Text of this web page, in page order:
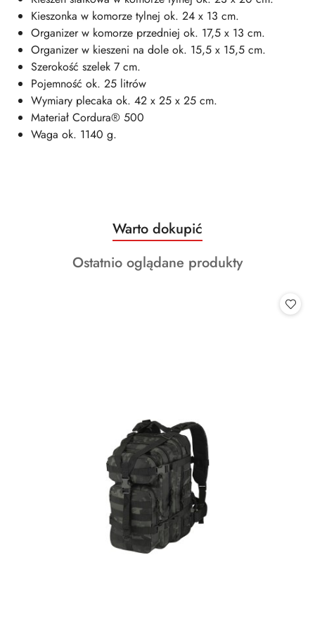
Kieszonka w komorze tylnej ok. 24 x 13 cm.
Organizer w komorze przedniej ok. 17,5 x 13 cm.
Organizer w kieszeni na dole ok. 15,5 x 15,5 cm.
Szerokość szelek 7 cm.
Pojemność ok. 25 litrów
Wymiary plecaka ok. 42 x 25 x 25 cm.
Materiał Cordura® 500
Waga ok. 1140 g.
Pomiń karuzelę produktów
Produkty
o
statusie:
Warto dokupić
Produkty
Ostatnio oglądane produkty